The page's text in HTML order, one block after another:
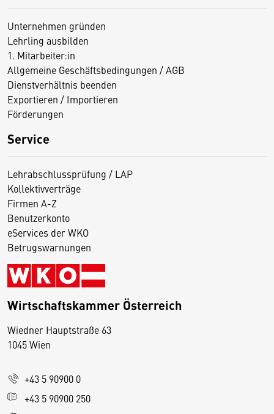
Unternehmen gründen
Lehrling ausbilden
1. Mitarbeiter:in
Allgemeine Geschäftsbedingungen / AGB
Dienstverhältnis beenden
Exportieren / Importieren
Förderungen
Service
Lehrabschlussprüfung / LAP
Kollektivverträge
Firmen A-Z
Benutzerkonto
eServices der WKO
Betrugswarnungen
Wirtschaftskammer Österreich
Wiedner Hauptstraße 63
1045 Wien
+43 5 90900 0
+43 5 90900 250
D
s
e